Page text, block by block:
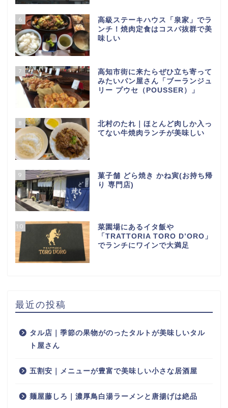
6
高級ステーキハウス「泉家」でラ
ンチ！焼肉定食はコスパ抜群で美
味しい
7
高知市街に来たらぜひ立ち寄って
みたいパン屋さん「ブーランジュ
リー プウセ（POUSSER）」
8
北村のたれ｜ほとんど肉しか入っ
てない牛焼肉ランチが美味しい
9
菓子舗 どら焼き かね寅(お持ち帰
り 専門店)
10
菜園場にあるイタ飯や
「TRATTORIA TORO D’ORO」
でランチにワインで大満足
最近の投稿
タル店｜季節の果物がのったタルトが美味しいタル
ト屋さん
五割安｜メニューが豊富で美味しい小さな居酒屋
麺屋藤しろ｜濃厚鳥白湯ラーメンと唐揚げは絶品